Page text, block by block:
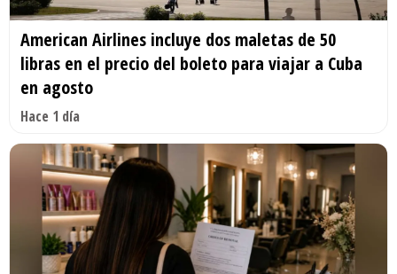
American Airlines incluye dos maletas de 50
libras en el precio del boleto para viajar a Cuba
en agosto
Hace 1 día